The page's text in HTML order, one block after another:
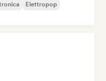
Elettropop